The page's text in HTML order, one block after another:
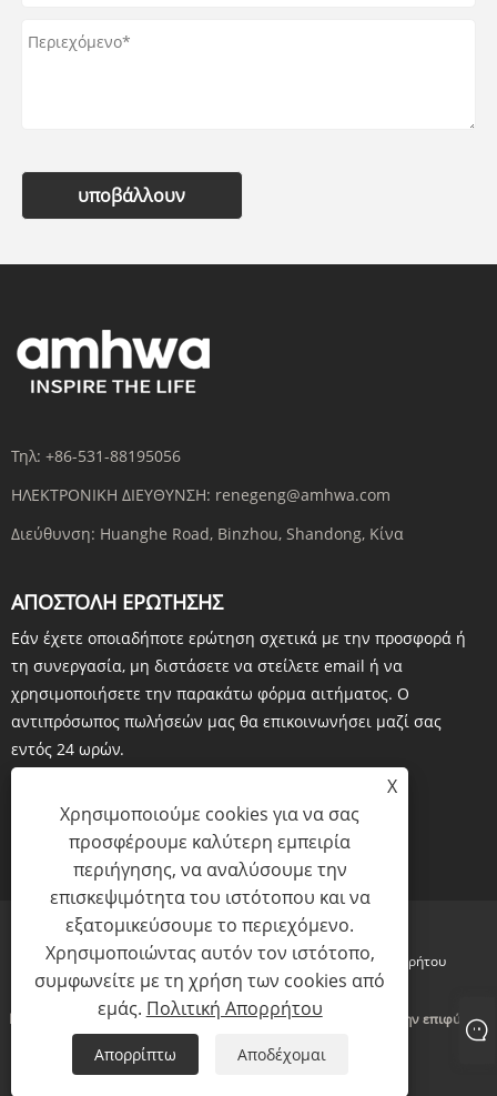
υποβάλλουν
Τηλ: +86-531-88195056
ΗΛΕΚΤΡΟΝΙΚΗ ΔΙΕΥΘΥΝΣΗ: renegeng@amhwa.com
Διεύθυνση: Huanghe Road, Binzhou, Shandong, Κίνα
ΑΠΟΣΤΟΛΉ ΕΡΏΤΗΣΗΣ
Εάν έχετε οποιαδήποτε ερώτηση σχετικά με την προσφορά ή
τη συνεργασία, μη διστάσετε να στείλετε email ή να
χρησιμοποιήσετε την παρακάτω φόρμα αιτήματος. Ο
αντιπρόσωπος πωλήσεών μας θα επικοινωνήσει μαζί σας
εντός 24 ωρών.
ΕΡΕΥΝΑ ΤΩΡΑ
Links Sitemap RSS XML Πολιτική Απορρήτου
Πνευματικά δικαιώματα © 2023 Amhwa Biopharm Co., Ltd. Με την επιφύλαξη
παντός δικαιώματος
X
Χρησιμοποιούμε cookies για να σας
προσφέρουμε καλύτερη εμπειρία
περιήγησης, να αναλύσουμε την
επισκεψιμότητα του ιστότοπου και να
εξατομικεύσουμε το περιεχόμενο.
Χρησιμοποιώντας αυτόν τον ιστότοπο,
συμφωνείτε με τη χρήση των cookies από
εμάς. Πολιτική Απορρήτου
Απορρίπτω Αποδέχομαι